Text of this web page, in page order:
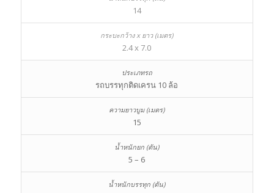
14
2.4 x 7.0
รถบรรทุกติดเครน 10 ล้อ
15
5 – 6